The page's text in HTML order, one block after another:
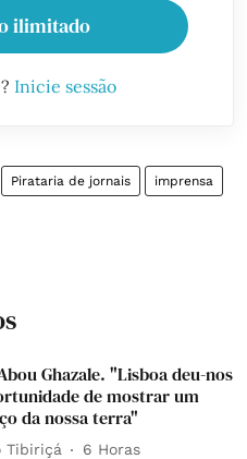
ilimitado
Inicie sessão
Pirataria de jornais imprensa
Ghazale. "Lisboa deu-nos
de mostrar um
da nossa terra"
Tibiriçá 6 Horas